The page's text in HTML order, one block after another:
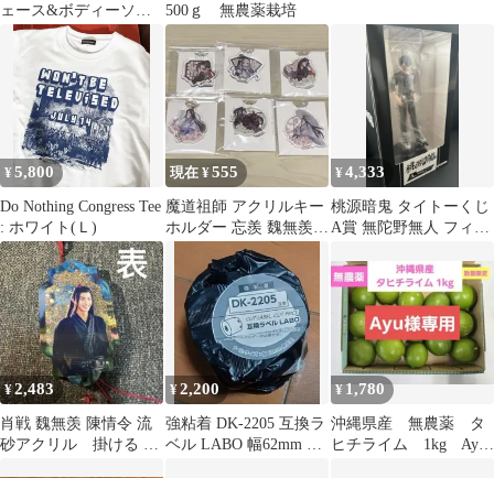
ェース&ボディーソー
プ 20個 サンプル
500ｇ 無農薬栽培
¥5,800
Do Nothing Congress Tee
: ホワイト(Ｌ)
現在 ¥555
魔道祖師 アクリルキー
ホルダー 忘羨 魏無羨
¥4,333
桃源暗鬼 タイトーくじ
A賞 無陀野無人 フィギ
¥2,483
肖戦 魏無羡 陳情令 流
砂アクリル 掛ける ❣️
¥2,200
強粘着 DK-2205 互換ラ
ベル LABO 幅62mm 無
¥ 1,780
沖縄県産 無農薬 タ
ヒチライム 1kg Ayu